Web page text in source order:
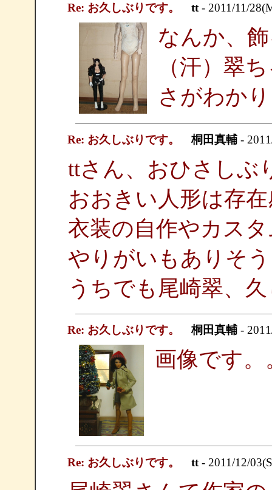
Re: お久しぶりです。 tt- 2011/11/
なんか、
（汗）翠
さがわか
Re: お久しぶりです。 桐田真輔-
ttさん、おひさしぶ
おおきい人形は存
衣装の自作やカス
やりがいもありそ
うちでも尾崎翠、
Re: お久しぶりです。 桐田真輔-
画像です。
Re: お久しぶりです。 tt- 2011/12/